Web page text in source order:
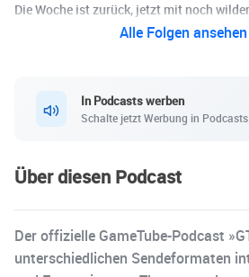
Die Woche ist zurück, jetzt mit noch
Alle Folgen
In Podcasts werben
Schalte jetzt Werbung in Podcasts.
Über diesen Podcast
Der offizielle GameTube-Podcast
unterschiedlichen Sendeformaten